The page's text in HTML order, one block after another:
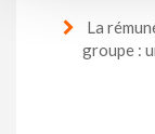
La
groupe :